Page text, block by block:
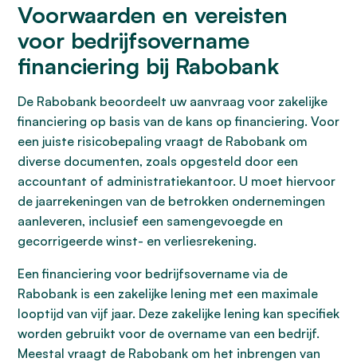
Voorwaarden en vereisten
voor bedrijfsovername
financiering bij Rabobank
De Rabobank beoordeelt uw aanvraag voor zakelijke
financiering op basis van de kans op financiering. Voor
een juiste risicobepaling vraagt de Rabobank om
diverse documenten, zoals opgesteld door een
accountant of administratiekantoor. U moet hiervoor
de jaarrekeningen van de betrokken ondernemingen
aanleveren, inclusief een samengevoegde en
gecorrigeerde winst- en verliesrekening.
Een financiering voor bedrijfsovername via de
Rabobank is een zakelijke lening met een maximale
looptijd van vijf jaar. Deze zakelijke lening kan specifiek
worden gebruikt voor de overname van een bedrijf.
Meestal vraagt de Rabobank om het inbrengen van